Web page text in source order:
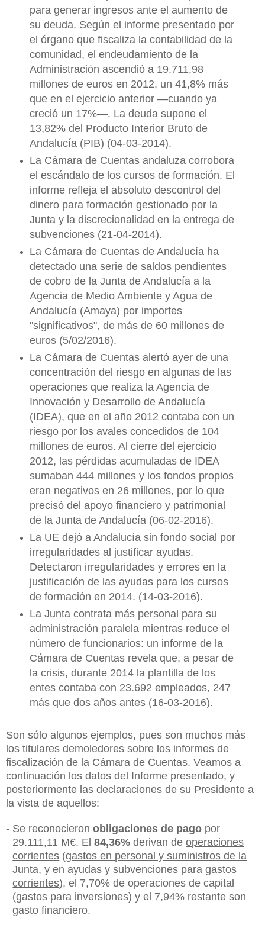
para generar ingresos ante el aumento de
su deuda. Según el informe presentado por
el órgano que fiscaliza la contabilidad de la
comunidad, el endeudamiento de la
Administración ascendió a 19.711,98
millones de euros en 2012, un 41,8% más
que en el ejercicio anterior —cuando ya
creció un 17%—. La deuda supone el
13,82% del Producto Interior Bruto de
Andalucía (PIB) (04-03-2014).
La Cámara de Cuentas andaluza corrobora
el escándalo de los cursos de formación. El
informe refleja el absoluto descontrol del
dinero para formación gestionado por la
Junta y la discrecionalidad en la entrega de
subvenciones (21-04-2014).
La Cámara de Cuentas de Andalucía ha
detectado una serie de saldos pendientes
de cobro de la Junta de Andalucía a la
Agencia de Medio Ambiente y Agua de
Andalucía (Amaya) por importes
"significativos", de más de 60 millones de
euros (5/02/2016).
La Cámara de Cuentas alertó ayer de una
concentración del riesgo en algunas de las
operaciones que realiza la Agencia de
Innovación y Desarrollo de Andalucía
(IDEA), que en el año 2012 contaba con un
riesgo por los avales concedidos de 104
millones de euros. Al cierre del ejercicio
2012, las pérdidas acumuladas de IDEA
sumaban 444 millones y los fondos propios
eran negativos en 26 millones, por lo que
precisó del apoyo financiero y patrimonial
de la Junta de Andalucía (06-02-2016).
La UE dejó a Andalucía sin fondo social por
irregularidades al justificar ayudas.
Detectaron irregularidades y errores en la
justificación de las ayudas para los cursos
de formación en 2014. (14-03-2016).
La Junta contrata más personal para su
administración paralela mientras reduce el
número de funcionarios: un informe de la
Cámara de Cuentas revela que, a pesar de
la crisis, durante 2014 la plantilla de los
entes contaba con 23.692 empleados, 247
más que dos años antes (16-03-2016).
Son sólo algunos ejemplos, pues son muchos más
los titulares demoledores sobre los informes de
fiscalización de la Cámara de Cuentas. Veamos a
continuación los datos del Informe presentado, y
posteriormente las declaraciones de su Presidente a
la vista de aquellos:
- Se reconocieron obligaciones de pago por
29.111,11 M€. El84,36% derivan deoperaciones
corrientes (gastos en personal y suministros de la
Junta, y en ayudas y subvenciones para gastos
corrientes), el 7,70% de operaciones de capital
(gastos para inversiones) y el 7,94% restante son
gasto financiero.